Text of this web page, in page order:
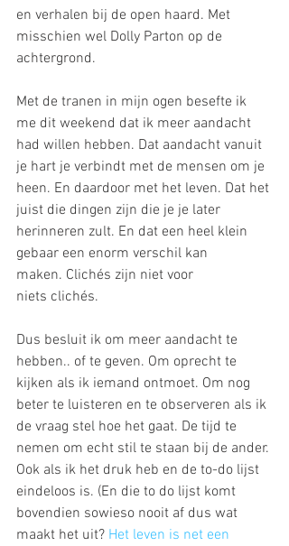
en verhalen bij de open haard. Met
misschien wel Dolly Parton op de
achtergrond.
Met de tranen in mijn ogen besefte ik
me dit weekend dat ik meer aandacht
had willen hebben. Dat aandacht vanuit
je hart je verbindt met de mensen om je
heen. En daardoor met het leven. Dat het
juist die dingen zijn die je je later
herinneren zult. En dat een heel klein
gebaar een enorm verschil kan
maken. Clichés zijn niet voor
niets clichés.
Dus besluit ik om meer aandacht te
hebben.. of te geven. Om oprecht te
kijken als ik iemand ontmoet. Om nog
beter te luisteren en te observeren als ik
de vraag stel hoe het gaat. De tijd te
nemen om echt stil te staan bij de ander.
Ook als ik het druk heb en de to-do lijst
eindeloos is. (En die to do lijst komt
bovendien sowieso nooit af dus wat
maakt het uit? Het leven is net een